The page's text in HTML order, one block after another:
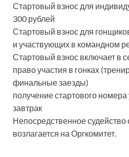
Стартовый взнос для
300 рублей
Стартовый взнос для
и участвующих в командном
Стартовый взнос включает в
право участия в гонках
финальные заезды)
получение стартового номера
завтрак
Непосредственное
возлагается на Оргкомитет.